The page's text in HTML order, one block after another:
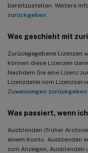
bereitzustellen. Weitere
zurückgeben
Was geschieht mit
Zurückgegebene Lizenzen
können diese Lizenzen
Nachdem Sie eine Lizenz
Lizenzdatei vom
Zuweisungen zurückgeben
Was passiert, wenn
Ausblenden (früher
einem Konto. Ausblenden
zum Anzeigen, Ausblenden